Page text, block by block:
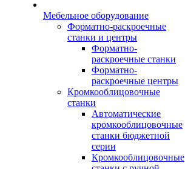
Мебельное оборудование
Форматно-раскроечные
станки и центры
Форматно-
раскроечные станки
Форматно-
раскроечные центры
Кромкооблицовочные
станки
Автоматические
кромкооблицовочные
станки бюджетной
серии
Кромкооблицовочные